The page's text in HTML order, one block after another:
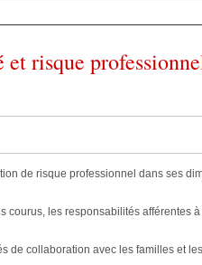
et risque
de risque professionnel dans ses
courus, les responsabilités afférentes
de collaboration avec les familles et